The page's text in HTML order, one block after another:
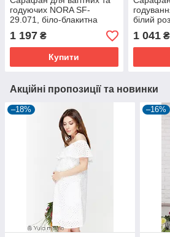
годуючих NORA SF-
29.071, біло-блакитна
1 197 ₴
Купити
білий
1 041₴
Акційні пропозиції та новинки
–18% –16%